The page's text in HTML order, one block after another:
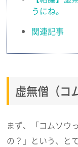
うにね。
関連記事
虚無僧（コ
まず、「コムソウ
の？」という、と